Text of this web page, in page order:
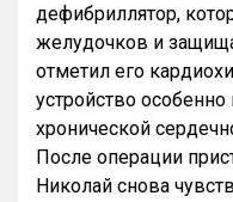
дефибриллятор,
желудочков и
отметил его
устройство
хронической
После операции
Николай снова